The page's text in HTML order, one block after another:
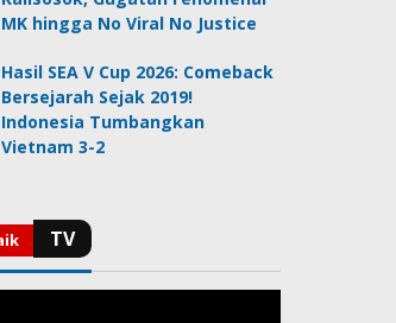
MK hingga No Viral No Justice
Hasil SEA V Cup 2026: Comeback
Bersejarah Sejak 2019!
Indonesia Tumbangkan
Vietnam 3-2